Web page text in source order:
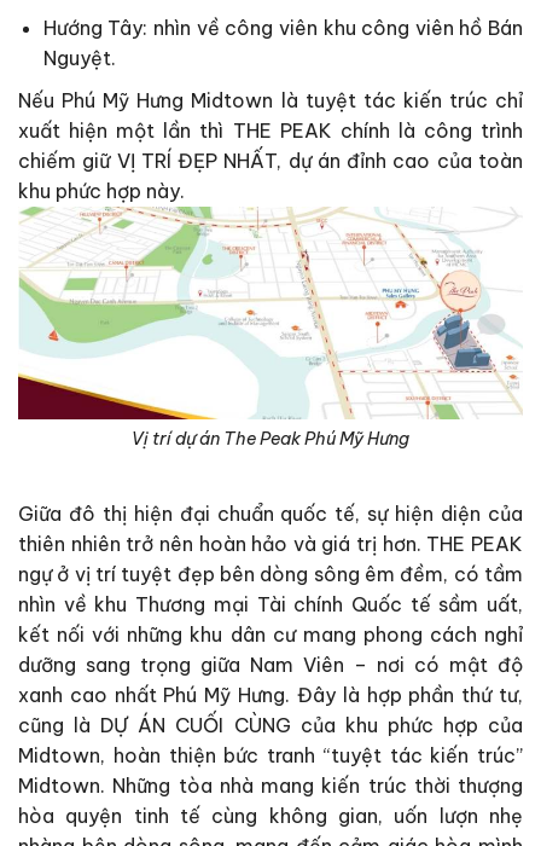
Hướng Tây: nhìn về công viên khu công viên hồ Bán
Nguyệt.
Nếu Phú Mỹ Hưng Midtown là tuyệt tác kiến trúc chỉ
xuất hiện một lần thì THE PEAK chính là công trình
chiếm giữ VỊ TRÍ ĐẸP NHẤT, dự án đỉnh cao của toàn
khu phức hợp này.
Vị trí dự án The Peak Phú Mỹ Hưng
Giữa đô thị hiện đại chuẩn quốc tế, sự hiện diện của
thiên nhiên trở nên hoàn hảo và giá trị hơn. THE PEAK
ngự ở vị trí tuyệt đẹp bên dòng sông êm đềm, có tầm
nhìn về khu Thương mại Tài chính Quốc tế sầm uất,
kết nối với những khu dân cư mang phong cách nghỉ
dưỡng sang trọng giữa Nam Viên – nơi có mật độ
xanh cao nhất Phú Mỹ Hưng. Đây là hợp phần thứ tư,
cũng là DỰ ÁN CUỐI CÙNG của khu phức hợp của
Midtown, hoàn thiện bức tranh “tuyệt tác kiến trúc”
Midtown. Những tòa nhà mang kiến trúc thời thượng
hòa quyện tinh tế cùng không gian, uốn lượn nhẹ